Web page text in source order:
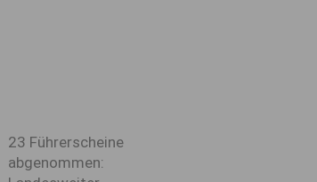
23 Führerscheine
abgenommen: